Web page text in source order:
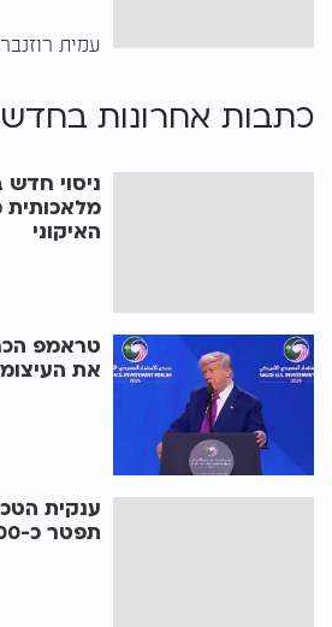
עמית
כתבות אחרונות ב
ניסוי חדש
האיקוני
טראמפ
את
ענקית
תפטר כ-7,000 עובדים